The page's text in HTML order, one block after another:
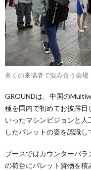
多くの来場者で混み合う会場
GROUNDは、中国の
種を国内で初めてお披露目
いったマシンビジョンと
したパレットの姿を認識し
ブースではカウンターバ
の荷台にパレット貨物を